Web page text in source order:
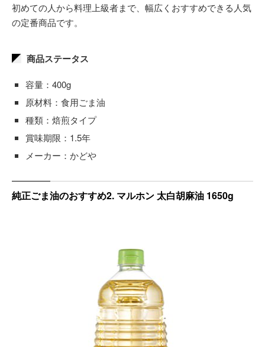
初めての人から料理上級者まで、幅広くおすすめできる人気
の定番商品です。
商品ステータス
容量：400g
原材料：食用ごま油
種類：焙煎タイプ
賞味期限：1.5年
メーカー：かどや
純正ごま油のおすすめ2. マルホン 太白胡麻油 1650g